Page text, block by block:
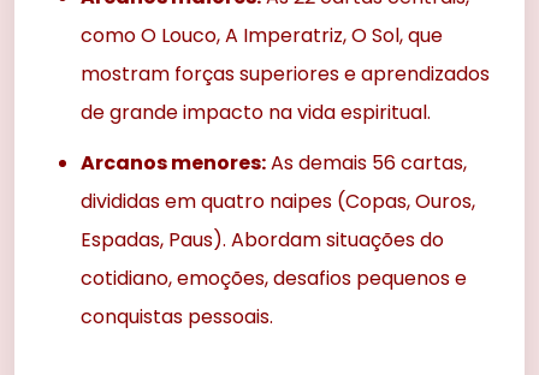
como O Louco, A Imperatriz, O Sol, que
mostram forças superiores e aprendizados
de grande impacto na vida espiritual.
Arcanos menores:As demais 56 cartas,
divididas em quatro naipes (Copas, Ouros,
Espadas, Paus). Abordam situações do
cotidiano, emoções, desafios pequenos e
conquistas pessoais.